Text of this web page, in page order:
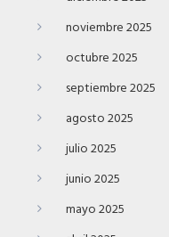
noviembre 2025
octubre 2025
septiembre 2025
agosto 2025
julio 2025
junio 2025
mayo 2025